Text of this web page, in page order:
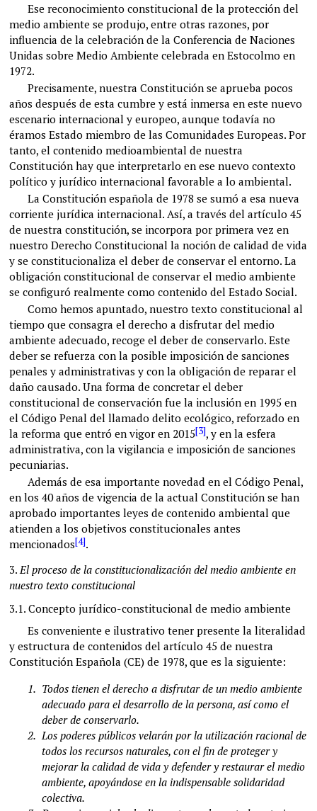
Ese reconocimiento constitucional de la protección del
medio ambiente se produjo, entre otras razones, por
influencia de la celebración de la Conferencia de Naciones
Unidas sobre Medio Ambiente celebrada en Estocolmo en
1972.
Precisamente, nuestra Constitución se aprueba pocos
años después de esta cumbre y está inmersa en este nuevo
escenario internacional y europeo, aunque todavía no
éramos Estado miembro de las Comunidades Europeas. Por
tanto, el contenido medioambiental de nuestra
Constitución hay que interpretarlo en ese nuevo contexto
político y jurídico internacional favorable a lo ambiental.
La Constitución española de 1978 se sumó a esa nueva
corriente jurídica internacional. Así, a través del artículo 45
de nuestra constitución, se incorpora por primera vez en
nuestro Derecho Constitucional la noción de calidad de vida
y se constitucionaliza el deber de conservar el entorno. La
obligación constitucional de conservar el medio ambiente
se configuró realmente como contenido del Estado Social.
Como hemos apuntado, nuestro texto constitucional al
tiempo que consagra el derecho a disfrutar del medio
ambiente adecuado, recoge el deber de conservarlo. Este
deber se refuerza con la posible imposición de sanciones
penales y administrativas y con la obligación de reparar el
daño causado. Una forma de concretar el deber
constitucional de conservación fue la inclusión en 1995 en
el Código Penal del llamado delito ecológico, reforzado en
la reforma que entró en vigor en 2015[3], y en la esfera
administrativa, con la vigilancia e imposición de sanciones
pecuniarias.
Además de esa importante novedad en el Código Penal,
en los 40 años de vigencia de la actual Constitución se han
aprobado importantes leyes de contenido ambiental que
atienden a los objetivos constitucionales antes
mencionados[4].
3.El proceso de la constitucionalización del medio ambiente en
nuestro texto constitucional
3.1. Concepto jurídico-constitucional de medio ambiente
Es conveniente e ilustrativo tener presente la literalidad
y estructura de contenidos del artículo 45 de nuestra
Constitución Española (CE) de 1978, que es la siguiente:
1. Todos tienen el derecho a disfrutar de un medio ambiente
adecuado para el desarrollo de la persona, así como el
deber de conservarlo.
2. Los poderes públicos velarán por la utilización racional de
todos los recursos naturales, con el fin de proteger y
mejorar la calidad de vida y defender y restaurar el medio
ambiente, apoyándose en la indispensable solidaridad
colectiva.